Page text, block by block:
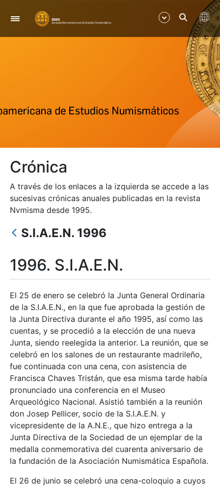
Navegación
Mostrar/Ocultar
Mostrar/Ocultar
Mostrar/Ocultar
Crónica
A través de los enlaces a la izquierda se accede a las
sucesivas crónicas anuales publicadas en la revista
Nvmisma desde 1995.
S.I.A.E.N. 1996
1996. S.I.A.E.N.
El 25 de enero se celebró la Junta General Ordinaria
de la S.I.A.E.N., en la que fue aprobada la gestión de
la Junta Directiva durante el año 1995, así como las
cuentas, y se procedió a la elección de una nueva
Junta, siendo reelegida la anterior. La reunión, que se
celebró en los salones de un restaurante madrileño,
fue continuada con una cena, con asistencia de
Francisca Chaves Tristán, que esa misma tarde había
pronunciado una conferencia en el Museo
Arqueológico Nacional. Asistió también a la reunión
don Josep Pellicer, socio de la S.I.A.E.N. y
vicepresidente de la A.N.E., que hizo entrega a la
Junta Directiva de la Sociedad de un ejemplar de la
medalla conmemorativa del cuarenta aniversario de
la fundación de la Asociación Numismática Española.
El 26 de junio se celebró una cena-coloquio a cuyos